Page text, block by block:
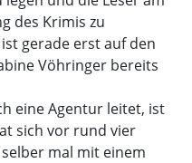
des Krimis zu
gerade erst auf den
Vöhringer bereits
eine Agentur leitet, ist
sich vor rund vier
mal mit einem